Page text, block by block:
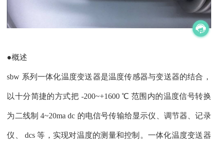
●概述
sbw 系列一体化温度变送器是温度传感器与变送器的结合，
以十分简捷的方式把 -200~+1600 ℃ 范围内的温度信号转换
为二线制 4~20ma dc 的电信号传输给显示仪、调节器、记录
仪、 dcs 等，实现对温度的测量和控制。一体化温度变送器